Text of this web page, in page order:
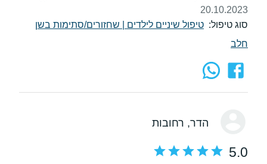
20.10.2023
סוג טיפול: טיפול שיניים לילדים
שחזורים/סתימות בשן
חלב
הדר, רחובות
5.0